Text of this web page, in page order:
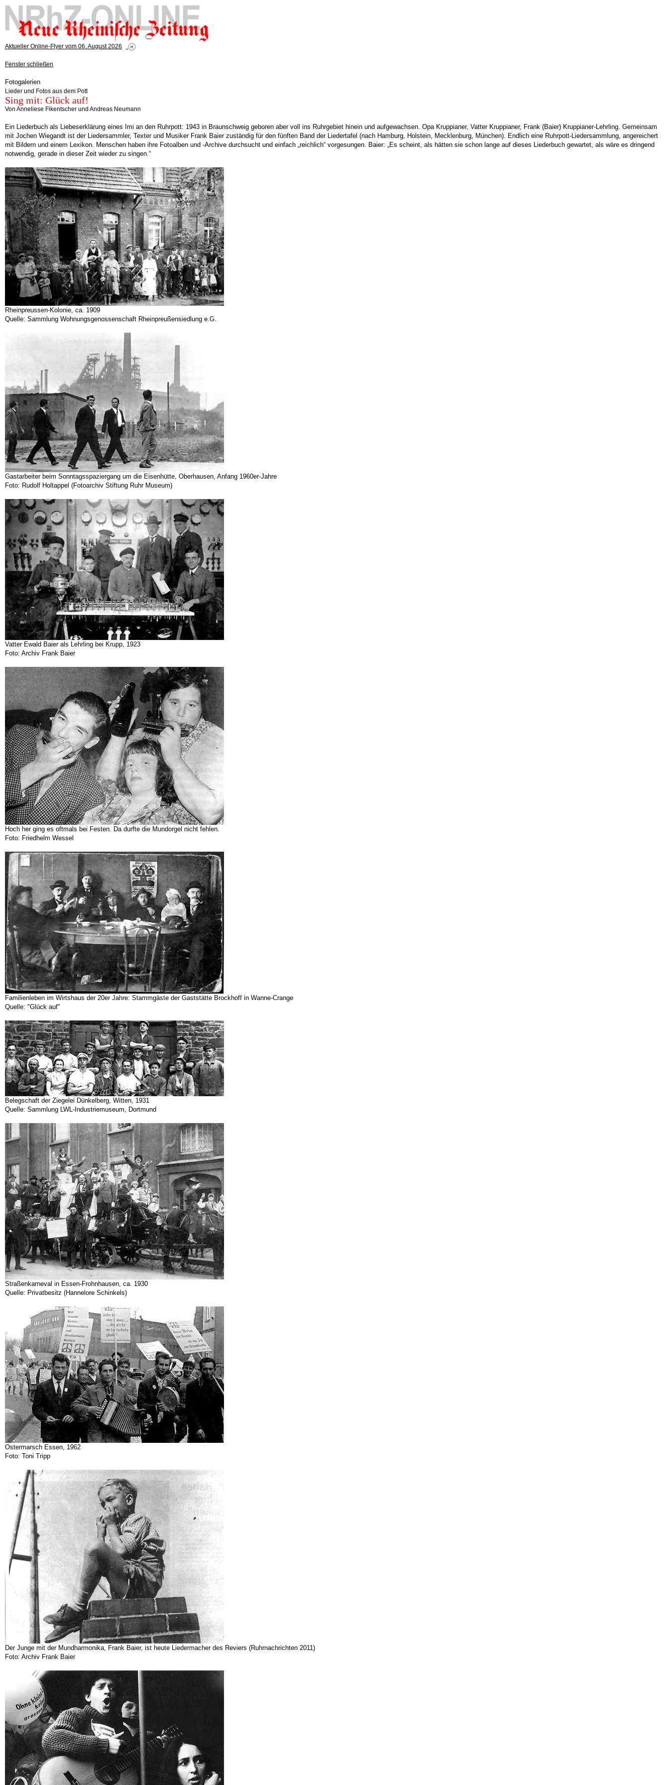
Aktueller Online-Flyer vom 06. August 2026
Fenster schließen
Fotogalerien
Lieder und Fotos aus dem Pott
Sing mit: Glück auf!
Von Anneliese Fikentscher und Andreas Neumann
Ein Liederbuch als Liebeserklärung eines Imi an den Ruhrpott: 1943 in Braunschweig geboren aber voll ins Ruhrgebiet hinein und aufgewachsen. Opa Kruppianer, Vatter Kruppianer, Frank (Baier) Kruppianer-Lehrling. Gemeinsam
mit Jochen Wiegandt ist der Liedersammler, Texter und Musiker Frank Baier zuständig für den fünften Band der Liedertafel (nach Hamburg, Holstein, Mecklenburg, München). Endlich eine Ruhrpott-Liedersammlung, angereichert
mit Bildern und einem Lexikon. Menschen haben ihre Fotoalben und -Archive durchsucht und einfach „reichlich“ vorgesungen. Baier: „Es scheint, als hätten sie schon lange auf dieses Liederbuch gewartet, als wäre es dringend
notwendig, gerade in dieser Zeit wieder zu singen.“
Rheinpreussen-Kolonie, ca. 1909
Quelle: Sammlung Wohnungsgenossenschaft Rheinpreußensiedlung e.G.
Gastarbeiter beim Sonntagsspaziergang um die Eisenhütte, Oberhausen, Anfang 1960er-Jahre
Foto: Rudolf Holtappel (Fotoarchiv Stiftung Ruhr Museum)
Vatter Ewald Baier als Lehrling bei Krupp, 1923
Foto: Archiv Frank Baier
Hoch her ging es oftmals bei Festen. Da durfte die Mundorgel nicht fehlen.
Foto: Friedhelm Wessel
Familienleben im Wirtshaus der 20er Jahre: Stammgäste der Gaststätte Brockhoff in Wanne-Crange
Quelle: "Glück auf"
Belegschaft der Ziegelei Dünkelberg, Witten, 1931
Quelle: Sammlung LWL-Industriemuseum, Dortmund
Straßenkarneval in Essen-Frohnhausen, ca. 1930
Quelle: Privatbesitz (Hannelore Schinkels)
Ostermarsch Essen, 1962
Foto: Toni Tripp
Der Junge mit der Mundharmonika, Frank Baier, ist heute Liedermacher des Reviers (Ruhrnachrichten 2011)
Foto: Archiv Frank Baier